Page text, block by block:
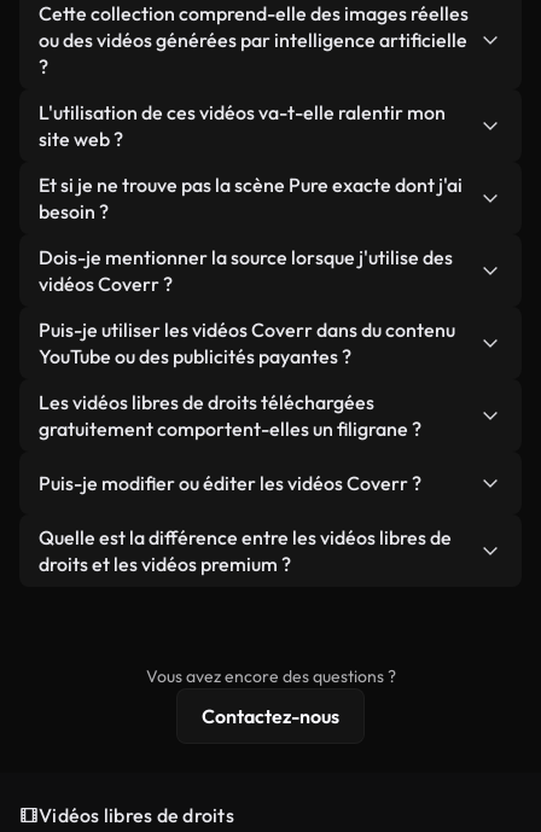
Cette collection comprend-elle des images réelles
ou des vidéos générées par intelligence artificielle
?
Les deux. Il s'agit d'une bibliothèque hybride
composée de véritables images filmées par des
générées par IA. Chaque vidéo est clairement
identifiée afin que vous sachiez toujours ce que
vous utilisez.
L'utilisation de ces vidéos va-t-elle ralentir mon
site web ?
Sauf si vous choisissez nos versions optimisées.
Nous proposons des formats légers, prêts pour le
ils conservent une qualité élevée tout en
minimisant les temps de chargement et en
améliorant des indicateurs comme le LCP.
Et si je ne trouve pas la scène Pure exacte dont j'ai
besoin ?
Vous pouvez en créer une instantanément avec
Coverr AI Studio. Il vous suffit de décrire la scène,
Studio générera en quelques secondes une vidéo
personnalisée conforme à nos normes de licence.
Dois-je mentionner la source lorsque j'utilise des
vidéos Coverr ?
Aucune attribution n'est requise. Toutes les vidéos
de notre bibliothèque sont libres de droits et
même si cela est toujours apprécié.
Puis-je utiliser les vidéos Coverr dans du contenu
YouTube ou des publicités payantes ?
Oui. Toutes les séquences vidéo de Coverr peuvent
être utilisées dans des vidéos YouTube monétisées,
publicités clients, à condition de ne pas revendre
que produit autonome.
Les vidéos libres de droits téléchargées
gratuitement comportent-elles un filigrane ?
soient réelles ou générées par IA, ne comporte de
filigrane. Vous obtenez des images nettes et
prêtes à l'emploi.
Puis-je modifier ou éditer les vidéos Coverr ?
Oui. Vous pouvez librement découper, recadrer ou
remixer nos vidéos. Assurez-vous simplement que
Quelle est la différence entre les vidéos libres de
droits et les vidéos premium ?
résolution 4K et des protections de licence
Vous avez encore des questions ?
Contactez-nous
Vidéos libres de droits